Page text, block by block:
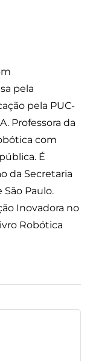
pela
pela PUC-
Professora da
com
É
da Secretaria
Paulo.
Inovadora no
Robótica